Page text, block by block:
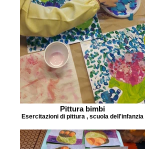
Pittura bimbi
Esercitazioni di pittura , scuola dell'infanzia